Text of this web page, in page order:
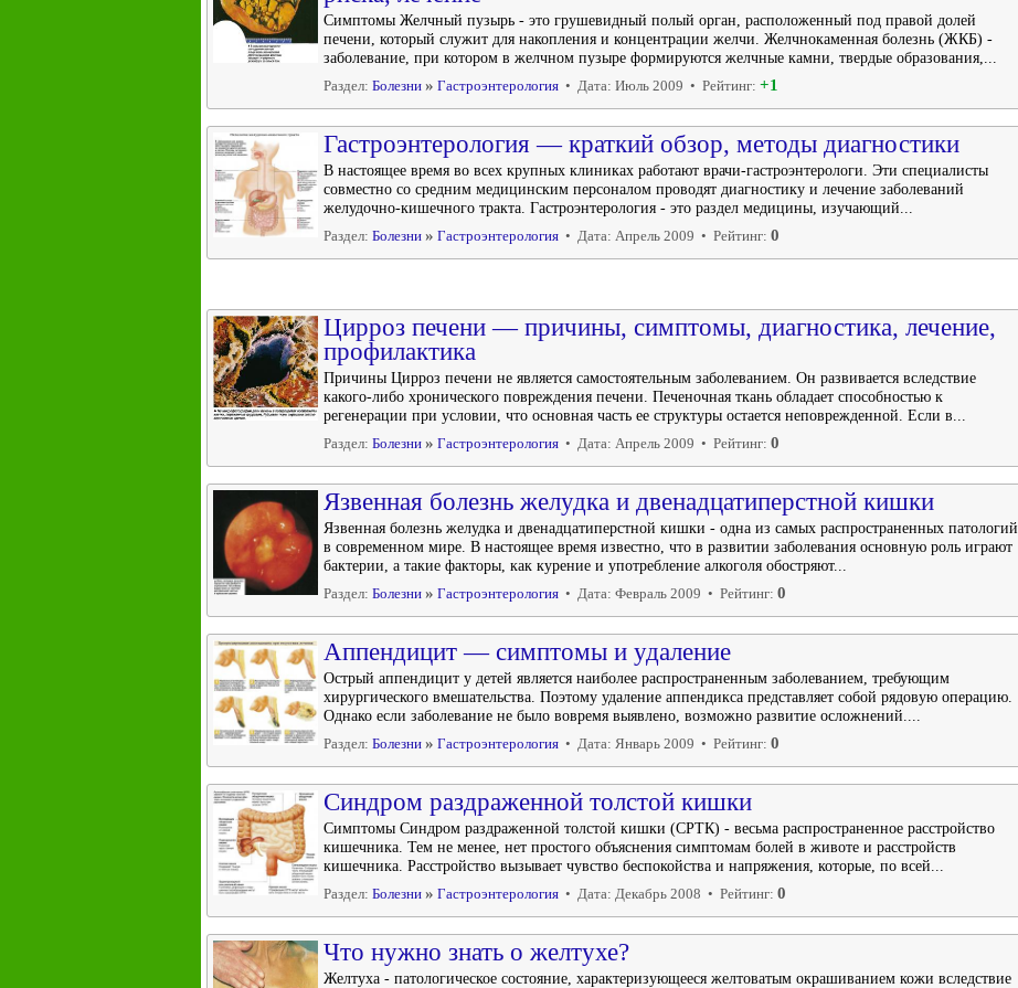
Симптомы Желчный пузырь - это грушевидный полый орган, расположенный под правой долей
печени, который служит для накопления и концентрации желчи. Желчнокаменная болезнь (ЖКБ) -
заболевание, при котором в желчном пузыре формируются желчные камни, твердые образования,...
Раздел: Болезни » Гастроэнтерология • Дата: Июль 2009 • Рейтинг: +1
Гастроэнтерология — краткий обзор, методы диагностики
В настоящее время во всех крупных клиниках работают врачи-гастроэнтерологи. Эти специалисты
совместно со средним медицинским персоналом проводят диагностику и лечение заболеваний
желудочно-кишечного тракта. Гастроэнтерология - это раздел медицины, изучающий...
Раздел: Болезни » Гастроэнтерология • Дата: Апрель 2009 • Рейтинг: 0
Цирроз печени — причины, симптомы, диагностика, лечение,
профилактика
Причины Цирроз печени не является самостоятельным заболеванием. Он развивается вследствие
какого-либо хронического повреждения печени. Печеночная ткань обладает способностью к
регенерации при условии, что основная часть ее структуры остается неповрежденной. Если в...
Раздел: Болезни » Гастроэнтерология • Дата: Апрель 2009 • Рейтинг: 0
Язвенная болезнь желудка и двенадцатиперстной кишки
Язвенная болезнь желудка и двенадцатиперстной кишки - одна из самых распространенных патологий
в современном мире. В настоящее время известно, что в развитии заболевания основную роль играют
бактерии, а такие факторы, как курение и употребление алкоголя обостряют...
Раздел: Болезни » Гастроэнтерология • Дата: Февраль 2009 • Рейтинг: 0
Аппендицит — симптомы и удаление
Острый аппендицит у детей является наиболее распространенным заболеванием, требующим
хирургического вмешательства. Поэтому удаление аппендикса представляет собой рядовую операцию.
Однако если заболевание не было вовремя выявлено, возможно развитие осложнений....
Раздел: Болезни » Гастроэнтерология • Дата: Январь 2009 • Рейтинг: 0
Синдром раздраженной толстой кишки
Симптомы Синдром раздраженной толстой кишки (СРТК) - весьма распространенное расстройство
кишечника. Тем не менее, нет простого объяснения симптомам болей в животе и расстройств
кишечника. Расстройство вызывает чувство беспокойства и напряжения, которые, по всей...
Раздел: Болезни » Гастроэнтерология • Дата: Декабрь 2008 • Рейтинг: 0
Что нужно знать о желтухе?
Желтуха - патологическое состояние, характеризующееся желтоватым окрашиванием кожи вследствие